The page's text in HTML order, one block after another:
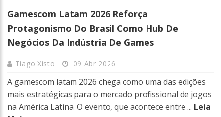
Gamescom Latam 2026 Reforça
Protagonismo Do Brasil Como Hub De
Negócios Da Indústria De Games
Tiago Xisto 09 Abr 2026
A gamescom latam 2026 chega como uma das edições
mais estratégicas para o mercado profissional de jogos
na América Latina. O evento, que acontece entre ... Leia